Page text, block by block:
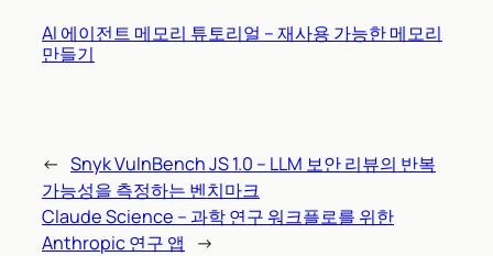
AI 에이전트 메모리 튜토리얼 – 재사용 가능한 메모리
만들기
← Snyk VulnBench JS 1.0 – LLM 보안 리뷰의 반복
가능성을 측정하는 벤치마크
Claude Science – 과학 연구 워크플로를 위한
Anthropic 연구 앱
→